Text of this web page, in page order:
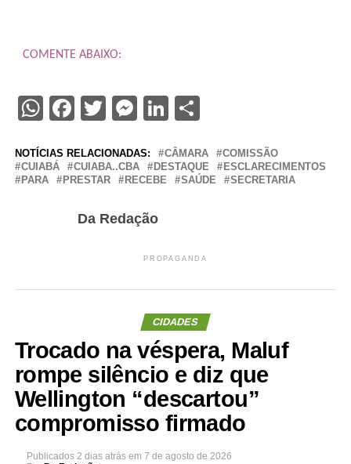
COMENTE ABAIXO:
WhatsApp
Facebook
Twitter
Messenger
LinkedIn
Share
NOTÍCIAS RELACIONADAS: CÂMARA
COMISSÃO
CUIABÁ
CUIABA..CBA DESTAQUE
ESCLARECIMENTOS
PARA
PRESTAR RECEBE SAÚDE SECRETARIA
Da Redação
PROPAGANDA
CIDADES
Trocado na véspera, Maluf
rompe silêncio e diz que
Wellington “descartou”
compromisso firmado
Publicados 2 dias atrás em 7 de agosto de 2026